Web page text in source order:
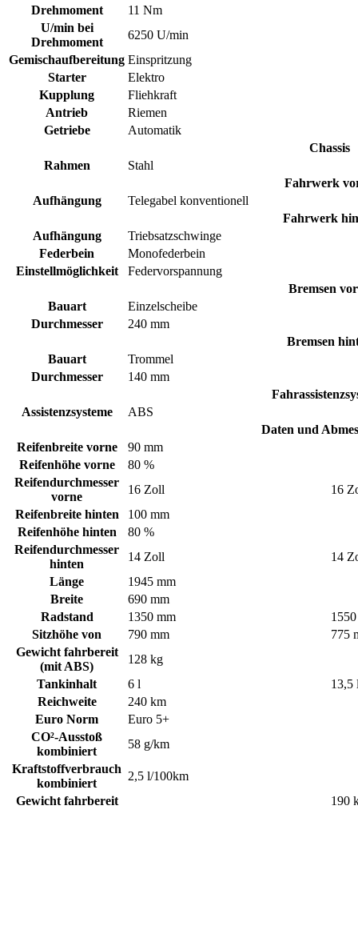
Drehmoment
11 Nm
U/min bei
Drehmoment
6250 U/min
Gemischaufbereitung Einspritzung
Starter
Elektro
Kupplung
Fliehkraft
Antrieb
Riemen
Getriebe
Automatik
Chassis
Rahmen
Stahl
Fahrwerk
Aufhängung
Telegabel konventionell
Fahrwerk
Aufhängung
Triebsatzschwinge
Federbein
Monofederbein
Einstellmöglichkeit
Federvorspannung
Bremsen
Bauart
Einzelscheibe
Durchmesser
240 mm
Bremsen
Bauart
Trommel
Durchmesser
140 mm
Assistenzsysteme
ABS
Daten und
Reifenbreite vorne
90 mm
Reifenhöhe vorne
80 %
Reifendurchmesser
vorne
16 Zoll
16
Reifenbreite hinten
100 mm
Reifenhöhe hinten
80 %
Reifendurchmesser
hinten
14 Zoll
14
Länge
1945 mm
Breite
690 mm
Radstand
1350 mm
Sitzhöhe von
790 mm
775
Gewicht fahrbereit
(mit ABS)
128 kg
Tankinhalt
6 l
13,5
Reichweite
240 km
Euro Norm
Euro 5+
CO²-Ausstoß
kombiniert
58 g/km
Kraftstoffverbrauch
kombiniert
2,5 l/100km
Gewicht fahrbereit
190